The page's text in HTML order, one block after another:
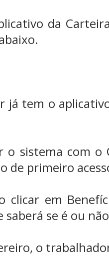
da
já tem o
o sistema com
de primeiro
clicar em
saberá se é ou
o